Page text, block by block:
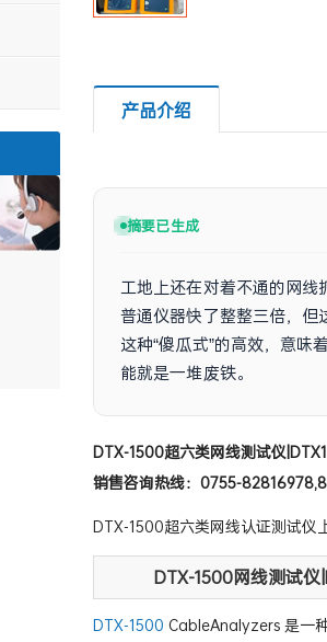
产品介绍
摘要已生成
工地上还在对着不通的网线
普通仪器快了整整三倍，但
这种“傻瓜式”的高效，意
能就是一堆废铁。
DTX-1500超六类网线测试仪
销售咨询热线：0755-
DTX-1500超六类网线认证测试仪
DTX-1500网线测试仪
DTX-1500 CableAnalyzers 是一